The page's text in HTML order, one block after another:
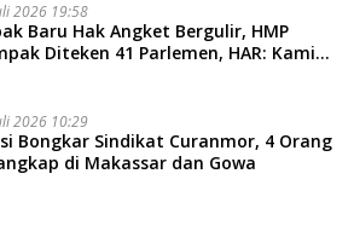
2026 19:58
Baru Hak Angket Bergulir, HMP
Diteken 41 Parlemen, HAR: Kami
2026 10:29
Bongkar Sindikat Curanmor, 4 Orang
di Makassar dan Gowa